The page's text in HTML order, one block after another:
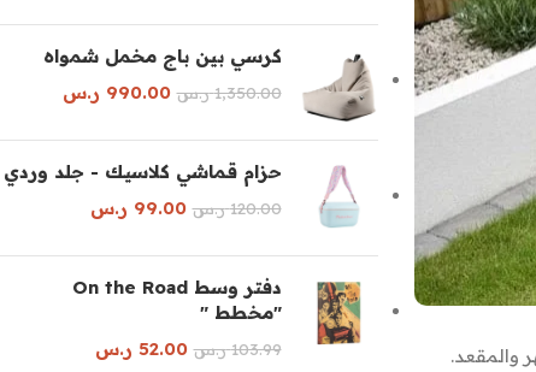
والمقعد.
كرسي بين باج مخمل شمواه
1,350.00 ر.س 990.00 ر.س
حزام قماشي كلاسيك - جلد وردي
120.00 ر.س 99.00 ر.س
دفتر وسط On the Road
"مخطط "
103.99 ر.س 52.00 ر.س